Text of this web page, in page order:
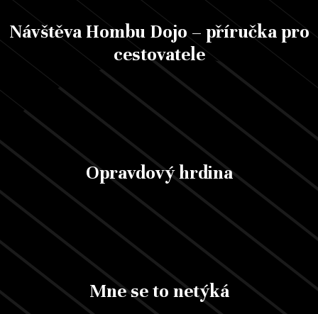
Návštěva Hombu Dojo – příručka pro
cestovatele
Opravdový hrdina
Mne se to netýká